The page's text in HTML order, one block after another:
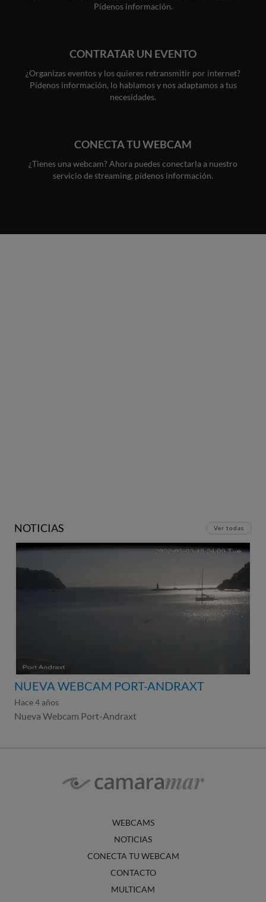
Pídenos información.
CONTRATAR UN EVENTO
¿Organizas eventos y los quieres retransmitir por internet?
Pídenos información, lo hablamos y nos adaptamos a tus
necesidades.
CONECTA TU WEBCAM
¿Tienes una webcam? Ahora puedes conectarla a nuestro
servicio de streaming, pídenos información.
NOTICIAS Ver todas
NUEVA WEBCAM PORT-ANDRAXT
Hace 4 años
Nueva Webcam Port-Andraxt
WEBCAMS
NOTICIAS
CONECTA TU WEBCAM
CONTACTO
MULTICAM